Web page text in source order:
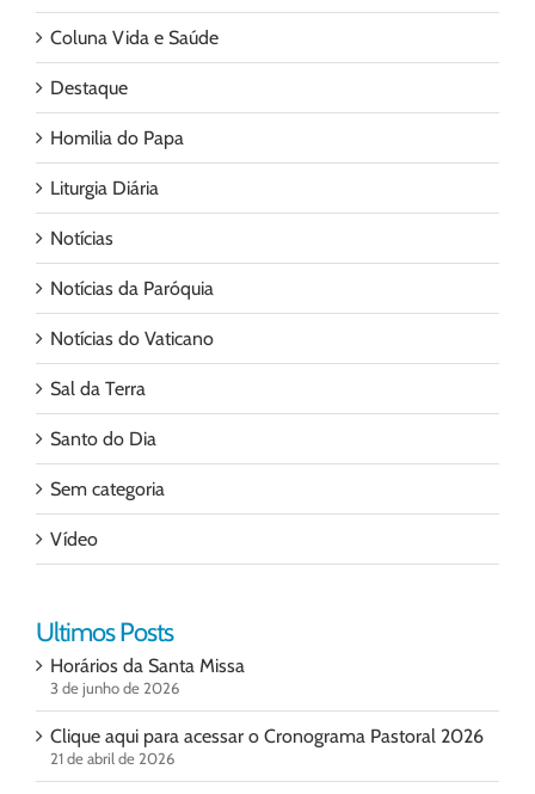
Coluna Vida e Saúde
Destaque
Homilia do Papa
Liturgia Diária
Notícias
Notícias da Paróquia
Notícias do Vaticano
Sal da Terra
Santo do Dia
Sem categoria
Vídeo
Ultimos Posts
Horários da Santa Missa
3 de junho de 2026
Clique aqui para acessar o Cronograma Pastoral 2026
21 de abril de 2026